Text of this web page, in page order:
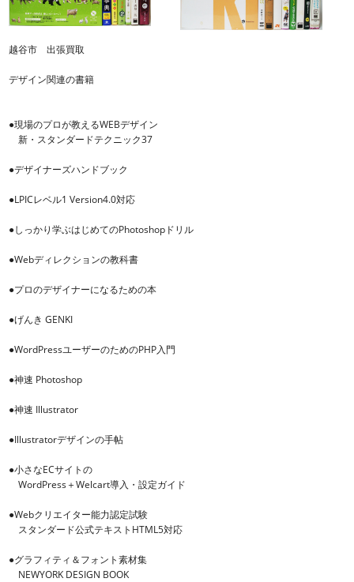
越谷市 出張買取
デザイン関連の書籍
●現場のプロが教えるWEBデザイン
新・スタンダードテクニック37
●デザイナーズハンドブック
●LPICレベル1 Version4.0対応
●しっかり学ぶはじめてのPhotoshopドリル
●Webディレクションの教科書
●プロのデザイナーになるための本
●げんき GENKI
●WordPressユーザーのためのPHP入門
●神速 Photoshop
●神速 Illustrator
●Illustratorデザインの手帖
●小さなECサイトの
WordPress＋Welcart導入・設定ガイド
●Webクリエイター能力認定試験
スタンダード公式テキストHTML5対応
●グラフィティ＆フォント素材集
NEWYORK DESIGN BOOK